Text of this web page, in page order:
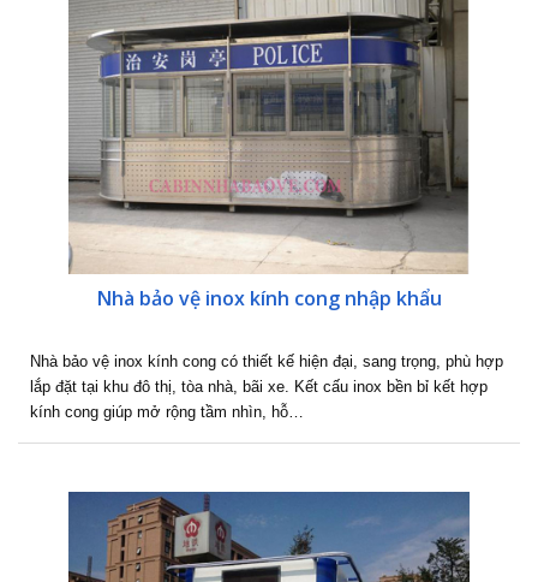
Nhà bảo vệ inox kính cong nhập khẩu
Nhà bảo vệ inox kính cong có thiết kế hiện đại, sang trọng, phù hợp
lắp đặt tại khu đô thị, tòa nhà, bãi xe. Kết cấu inox bền bỉ kết hợp
kính cong giúp mở rộng tầm nhìn, hỗ…